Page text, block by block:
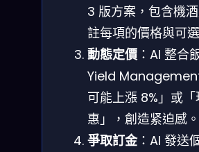
3 版方案，包含機
註每項的價格與可
動態定價 ：AI 整合
Yield
可能上漲 8%」或
惠」，創造紧迫感。
爭取訂金：AI 發送